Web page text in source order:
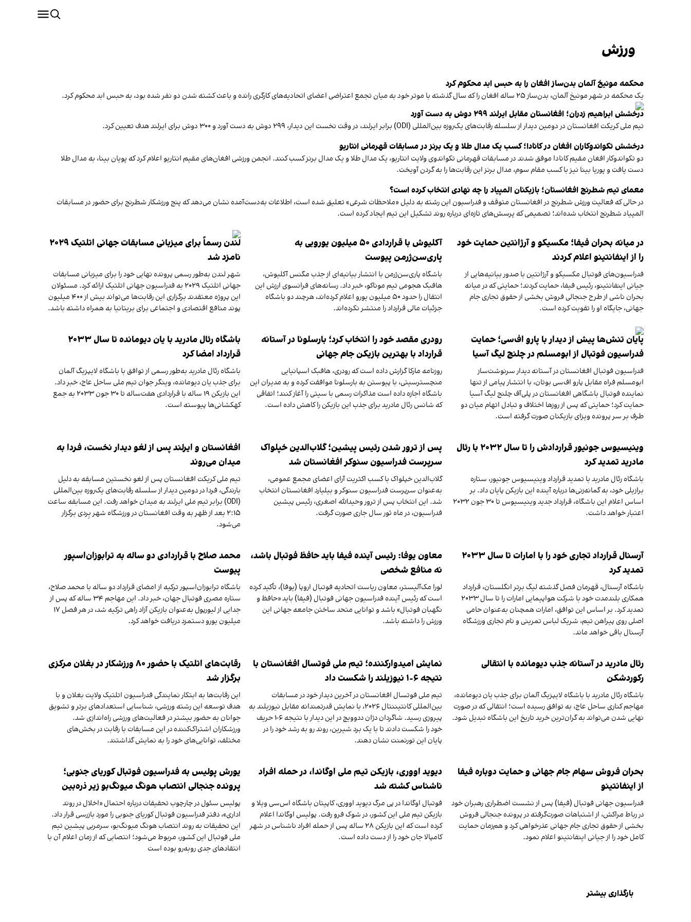
ورزش
محکمه مونیخ آلمان بدن‌ساز افغان را به حبس ابد محکوم کرد
یک محکمه در شهر مونیخ آلمان، بدن‌ساز ۲۵ ساله افغان را که سال گذشته با موتر خود به میان تجمع اعتراضی اعضای اتحادیه‌های کارگری رانده و باعث کشته شدن دو نفر شده بود، به حبس ابد محکوم کرد.
درخشش ابراهیم زدران؛ افغانستان مقابل ایرلند ۲۹۹ دوش به دست آورد
تیم ملی کریکت افغانستان در دومین دیدار از سلسله رقابت‌های یک‌روزه بین‌المللی (ODI) برابر ایرلند، در وقت نخست این دیدار، ۲۹۹ دوش به دست آورد و ۳۰۰ دوش برای ایرلند هدف تعیین کرد.
درخشش تکواندوکاران افغان در کانادا؛ کسب یک مدال طلا و یک برنز در مسابقات قهرمانی انتاریو
دو تکواندوکار افغان مقیم کانادا موفق شدند در مسابقات قهرمانی تکواندوی ولایت انتاریو، یک مدال طلا و یک مدال برنز کسب کنند. انجمن ورزشی افغان‌های مقیم انتاریو اعلام کرد که پویان بینا، به مدال طلا
دست یافت و پوریا بینا نیز با کسب مقام سوم، مدال برنز این رقابت‌ها را به گردن آویخت.
معمای تیم شطرنج افغانستان؛ بازیکنان المپیاد را چه نهادی انتخاب کرده است؟
در حالی که فعالیت ورزش شطرنج در افغانستان متوقف و فدراسیون این رشته به دلیل «ملاحظات شرعی» تعلیق شده است، اطلاعات به‌دست‌آمده نشان می‌دهد که پنج ورزشکار شطرنج برای حضور در مسابقات
المپیاد شطرنج انتخاب شده‌اند؛ تصمیمی که پرسش‌های تازه‌ای درباره روند تشکیل این تیم ایجاد کرده است.
در میانه بحران فیفا؛ مکسیکو و آرژانتین حمایت خود
را از اینفانتینو اعلام کردند
فدراسیون‌های فوتبال مکسیکو و آرژانتین با صدور بیانیه‌هایی از
جیانی اینفانتینو، رئیس فیفا، حمایت کردند؛ حمایتی که در میانه
بحران ناشی از طرح جنجالی فروش بخشی از حقوق تجاری جام
جهانی، جایگاه او را تقویت کرده است.
آکلیوش با قراردادی ۵۰ میلیون یورویی به
پاری‌سن‌ژرمن پیوست
باشگاه پاری‌سن‌ژرمن با انتشار بیانیه‌ای از جذب مگنس آکلیوش،
هافبک هجومی تیم موناکو، خبر داد. رسانه‌های فرانسوی ارزش این
انتقال را حدود ۵۰ میلیون یورو اعلام کرده‌اند، هرچند دو باشگاه
جزئیات مالی قرارداد را منتشر نکرده‌اند.
لندن رسماً برای میزبانی مسابقات جهانی اتلتیک ۲۰۲۹
نامزد شد
شهر لندن به‌طور رسمی پرونده نهایی خود را برای میزبانی مسابقات
جهانی اتلتیک ۲۰۲۹ به فدراسیون جهانی اتلتیک ارائه کرد. مسئولان
این پروژه معتقدند برگزاری این رقابت‌ها می‌تواند بیش از ۴۰۰ میلیون
پوند منافع اقتصادی و اجتماعی برای بریتانیا به همراه داشته باشد.
پایان تنش‌ها پیش از دیدار با پارو اف‌سی؛ حمایت
فدراسیون فوتبال از ابومسلم در چلنج لیگ آسیا
فدراسیون فوتبال افغانستان در آستانه دیدار سرنوشت‌ساز
ابومسلم فراه مقابل پارو اف‌سی بوتان، با انتشار پیامی از تنها
نماینده فوتبال باشگاهی افغانستان در پلی‌آف چلنج لیگ آسیا
حمایت کرد؛ حمایتی که پس از روزها اختلاف و تبادل اتهام میان دو
طرف بر سر پرونده ویزای بازیکنان صورت گرفته است.
رودری مقصد خود را انتخاب کرد؛ بارسلونا در آستانه
قرارداد با بهترین بازیکن جام جهانی
روزنامه مارکا گزارش داده است که رودری، هافبک اسپانیایی
منچسترسیتی، با پیوستن به بارسلونا موافقت کرده و به مدیران این
باشگاه اجازه داده است مذاکرات رسمی با سیتی را آغاز کنند؛ اتفاقی
که شانس رئال مادرید برای جذب این بازیکن را کاهش داده است.
باشگاه رئال مادرید با یان دیومانده تا سال ۲۰۳۳
قرارداد امضا کرد
باشگاه رئال مادرید به‌طور رسمی از توافق با باشگاه لایپزیگ آلمان
برای جذب یان دیومانده، وینگر جوان تیم ملی ساحل عاج، خبر داد.
این بازیکن ۱۹ ساله با قراردادی هفت‌ساله تا ۳۰ جون ۲۰۳۳ به جمع
کهکشانی‌ها پیوسته است.
وینیسیوس جونیور قراردادش را تا سال ۲۰۳۲ با رئال
مادرید تمدید کرد
باشگاه رئال مادرید با تمدید قرارداد وینیسیوس جونیور، ستاره
برازیلی خود، به گمانه‌زنی‌ها درباره آینده این بازیکن پایان داد. بر
اساس اعلام این باشگاه، قرارداد جدید وینیسیوس تا ۳۰ جون ۲۰۳۲
اعتبار خواهد داشت.
پس از ترور شدن رئیس پیشین؛ گلاب‌الدین خپلواک
سرپرست فدراسیون سنوکر افغانستان شد
گلاب‌الدین خپلواک با کسب اکثریت آرای اعضای مجمع عمومی،
به‌عنوان سرپرست فدراسیون سنوکر و بیلیارد افغانستان انتخاب
شد. این انتخاب پس از ترور وحیدالله اصغری، رئیس پیشین
فدراسیون، در ماه ثور سال جاری صورت گرفت.
افغانستان و ایرلند پس از لغو دیدار نخست، فردا به
میدان می‌روند
تیم ملی کریکت افغانستان پس از لغو نخستین مسابقه به دلیل
بارندگی، فردا در دومین دیدار از سلسله رقابت‌های یک‌روزه بین‌المللی
(ODI) برابر تیم ملی ایرلند به میدان خواهد رفت. این مسابقه ساعت
۲:۱۵ بعد از ظهر به وقت افغانستان در ورزشگاه شهر بِردی برگزار
می‌شود.
آرسنال قرارداد تجاری خود را با امارات تا سال ۲۰۳۳
تمدید کرد
باشگاه آرسنال، قهرمان فصل گذشته لیگ برتر انگلستان، قرارداد
همکاری بلندمدت خود با شرکت هواپیمایی امارات را تا سال ۲۰۳۳
تمدید کرد. بر اساس این توافق، امارات همچنان به‌عنوان حامی
اصلی روی پیراهن تیم، شریک لباس تمرینی و نام تجاری ورزشگاه
آرسنال باقی خواهد ماند.
معاون یوفا: رئیس آینده فیفا باید حافظ فوتبال باشد،
نه منافع شخصی
لورا مک‌آلیستر، معاون ریاست اتحادیه فوتبال اروپا (یوفا)، تأکید کرده
است که رئیس آینده فدراسیون جهانی فوتبال (فیفا) باید «حافظ و
نگهبان فوتبال» باشد و توانایی متحد ساختن جامعه جهانی این
ورزش را داشته باشد.
محمد صلاح با قراردادی دو ساله به ترابوزان‌اسپور
پیوست
باشگاه ترابوزان‌اسپور ترکیه از امضای قرارداد دو ساله با محمد صلاح،
ستاره مصری فوتبال جهان، خبر داد. این مهاجم ۳۴ ساله که پس از
جدایی از لیورپول به‌عنوان بازیکن آزاد راهی ترکیه شد، در هر فصل ۱۷
میلیون یورو دستمزد دریافت خواهد کرد.
رئال مادرید در آستانه جذب دیومانده با انتقالی
رکوردشکن
باشگاه رئال مادرید با باشگاه لایپزیگ آلمان برای جذب یان دیومانده،
مهاجم کناری ساحل عاج، به توافق رسیده است؛ انتقالی که در صورت
نهایی شدن می‌تواند به گران‌ترین خرید تاریخ این باشگاه تبدیل شود.
نمایش امیدوارکننده؛ تیم ملی فوتسال افغانستان با
نتیجه ۶-۱ نیوزیلند را شکست داد
تیم ملی فوتسال افغانستان در آخرین دیدار خود در مسابقات
بین‌المللی کانتیننتال ۲۰۲۶، با نمایش قدرتمندانه مقابل نیوزیلند به
پیروزی رسید. شاگردان دژان ددوویچ در این دیدار با نتیجه ۶-۱ حریف
خود را شکست دادند تا با یک برد شیرین، روند رو به رشد خود را در
پایان این تورنمنت نشان دهند.
رقابت‌های اتلتیک با حضور ۸۰ ورزشکار در بغلان مرکزی
برگزار شد
این رقابت‌ها به ابتکار نمایندگی فدراسیون اتلتیک ولایت بغلان و با
هدف توسعه این رشته ورزشی، شناسایی استعدادهای برتر و تشویق
جوانان به حضور بیشتر در فعالیت‌های ورزشی راه‌اندازی شد.
ورزشکاران اشتراک‌کننده در این مسابقات با رقابت در بخش‌های
مختلف، توانایی‌های خود را به نمایش گذاشتند.
بحران فروش سهام جام جهانی و حمایت دوباره فیفا
از اینفانتینو
فدراسیون جهانی فوتبال (فیفا) پس از نشست اضطراری رهبران خود
در رباط مراکش، از اشتباهات صورت‌گرفته در پرونده جنجالی فروش
بخشی از حقوق تجاری جام جهانی عذرخواهی کرد و هم‌زمان حمایت
کامل خود را از جیانی اینفانتینو اعلام نمود.
دیوید اووری، بازیکن تیم ملی اوگاندا، در حمله افراد
ناشناس کشته شد
فوتبال اوگاندا در پی مرگ دیوید اووری، کاپیتان باشگاه اس‌سی ویلا و
بازیکن تیم ملی این کشور، در شوک فرو رفت. پولیس اوگاندا اعلام
کرده است که این بازیکن ۲۸ ساله پس از حمله افراد ناشناس در شهر
کامپالا جان خود را از دست داده است.
یورش پولیس به فدراسیون فوتبال کوریای جنوبی؛
پرونده جنجالی انتصاب هونگ میونگ‌بو زیر ذره‌بین
پولیس سئول در چارچوب تحقیقات درباره احتمال «اخلال در روند
اداری»، دفتر فدراسیون فوتبال کوریای جنوبی را مورد بازرسی قرار داد.
این تحقیقات به روند انتصاب هونگ میونگ‌بو، سرمربی پیشین تیم
ملی فوتبال این کشور، مربوط می‌شود؛ انتصابی که از زمان اعلام آن با
انتقادهای جدی روبه‌رو بوده است
بارگذاری بیشتر